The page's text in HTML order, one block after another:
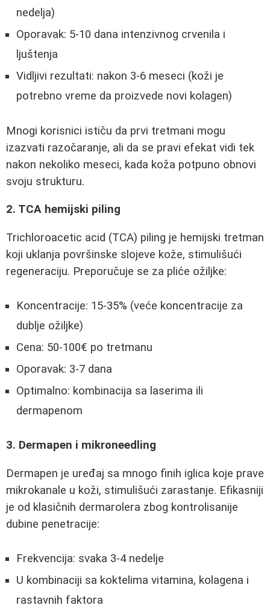
nedelja)
Oporavak: 5-10 dana intenzivnog crvenila i
ljuštenja
Vidljivi rezultati: nakon 3-6 meseci (koži je
potrebno vreme da proizvede novi kolagen)
Mnogi korisnici ističu da prvi tretmani mogu
izazvati razočaranje, ali da se pravi efekat vidi tek
nakon nekoliko meseci, kada koža potpuno obnovi
svoju strukturu.
2. TCA hemijski piling
Trichloroacetic acid (TCA) piling je hemijski tretman
koji uklanja površinske slojeve kože, stimulišući
regeneraciju. Preporučuje se za pliće ožiljke:
Koncentracije: 15-35% (veće koncentracije za
dublje ožiljke)
Cena: 50-100€ po tretmanu
Oporavak: 3-7 dana
Optimalno: kombinacija sa laserima ili
dermapenom
3. Dermapen i mikroneedling
Dermapen je uređaj sa mnogo finih iglica koje prave
mikrokanale u koži, stimulišući zarastanje. Efikasniji
je od klasičnih dermarolera zbog kontrolisanije
dubine penetracije:
Frekvencija: svaka 3-4 nedelje
U kombinaciji sa koktelima vitamina, kolagena i
rastavnih faktora